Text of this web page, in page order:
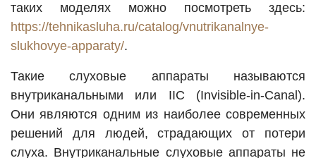
таких моделях можно посмотреть здесь:
https://tehnikasluha.ru/catalog/vnutrikanalnye-
slukhovye-apparaty/.
Такие слуховые аппараты называются
внутриканальными или IIC (Invisible-in-Canal).
Они являются одним из наиболее современных
решений для людей, страдающих от потери
слуха. Внутриканальные слуховые аппараты не